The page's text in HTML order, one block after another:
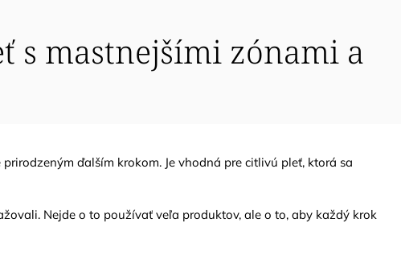
s mastnejšími zónami a
ďalším krokom. Je vhodná pre citlivú pleť, ktorá sa
Nejde o to používať veľa produktov, ale o to, aby každý krok